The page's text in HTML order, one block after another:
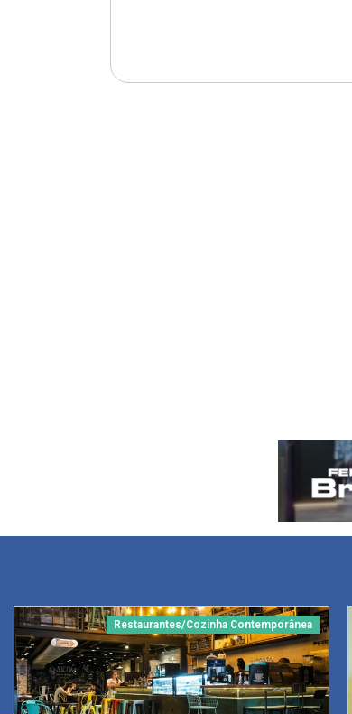
Restaurantes/Cozinha Contemporânea